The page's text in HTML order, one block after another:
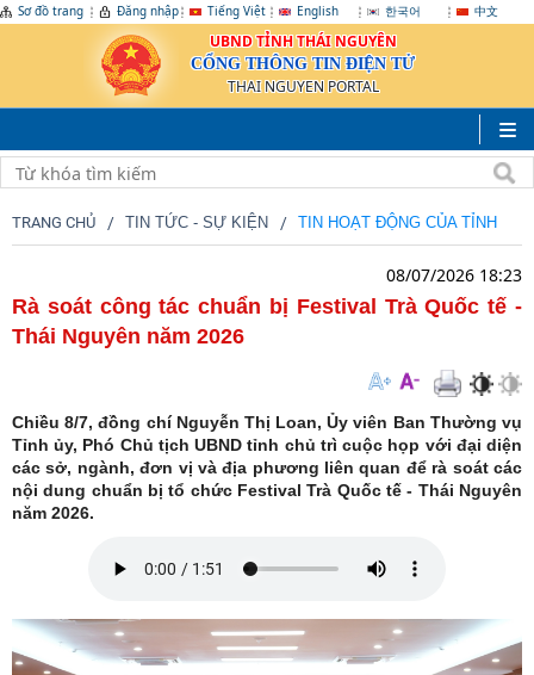
Sơ đồ trang Đăng nhập Tiếng Việt English 한국어 中文
UBND TỈNH THÁI NGUYÊN
CỔNG THÔNG TIN ĐIỆN TỬ
THAI NGUYEN PORTAL
TRANG CHỦ TIN TỨC - SỰ KIỆN TIN HOẠT ĐỘNG CỦA TỈNH
08/07/2026 18:23
Rà soát công tác chuẩn bị Festival Trà Quốc tế -
Thái Nguyên năm 2026
Chiều 8/7, đồng chí Nguyễn Thị Loan, Ủy viên Ban Thường vụ
Tỉnh ủy, Phó Chủ tịch UBND tỉnh chủ trì cuộc họp với đại diện
các sở, ngành, đơn vị và địa phương liên quan để rà soát các
nội dung chuẩn bị tổ chức Festival Trà Quốc tế - Thái Nguyên
năm 2026.